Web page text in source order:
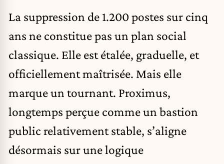
La suppression de 1.200 postes sur cinq
ans ne constitue pas un plan social
classique. Elle est étalée, graduelle, et
officiellement maîtrisée. Mais elle
marque un tournant. Proximus,
longtemps perçue comme un bastion
public relativement stable, s’aligne
désormais sur une logique